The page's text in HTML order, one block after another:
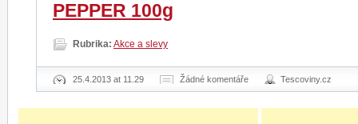
PEPPER 100g
Rubrika: Akce a slevy
25.4.2013 at 11.29 Žádné komentáře Tescoviny.cz